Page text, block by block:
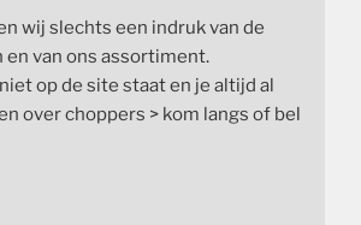
wij slechts een indruk van de
van ons assortiment.
op de site staat en je altijd al
over choppers > kom langs of bel